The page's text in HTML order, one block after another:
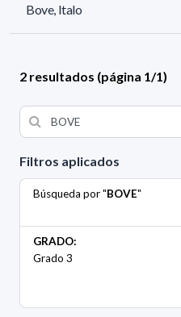
Filtros aplicados
Búsqueda por "BOVE"
GRADO:
Grado 3
Bove, Italo
2 resultados (página 1/1)